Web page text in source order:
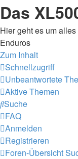
Das
Hier geht es um
Enduros
Zum Inhalt
Schnellzugriff
Unbeantwortete
Aktive Themen
Suche
FAQ
Anmelden
Registrieren
Foren-Übersicht